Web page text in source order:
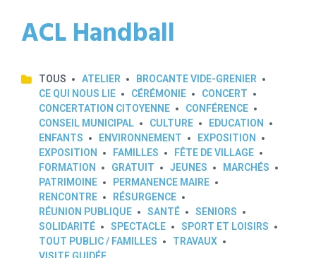
ACL Handball
TOUS ATELIER
BROCANTE VIDE-GRENIER
CE QUI NOUS LIE
CÉRÉMONIE
CONCERT
CONCERTATION CITOYENNE
CONFÉRENCE
CONSEIL MUNICIPAL
CULTURE
EDUCATION
ENFANTS
ENVIRONNEMENT
EXPOSITION
EXPOSITION
FAMILLES
FÊTE DE VILLAGE
FORMATION
GRATUIT JEUNES
MARCHÉS
PATRIMOINE
PERMANENCE MAIRE
RENCONTRE
RÉSURGENCE
RÉUNION PUBLIQUE
SANTÉ
SENIORS
SOLIDARITÉ
SPECTACLE
SPORT ET LOISIRS
TOUT PUBLIC / FAMILLES
TRAVAUX